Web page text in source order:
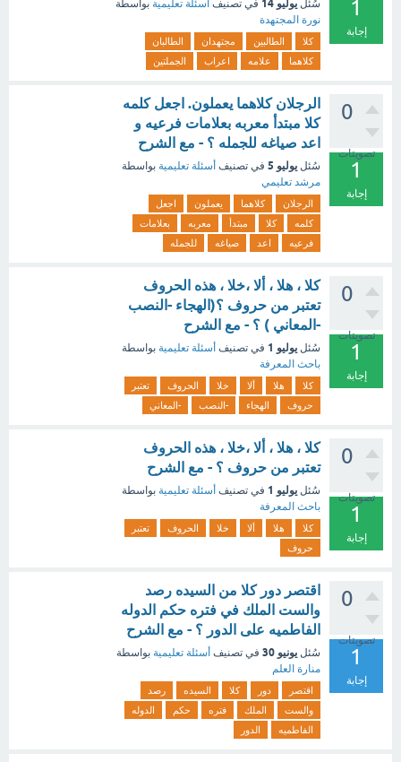
1
إجابة
سُئل يوليو 14 في تصنيف أسئلة تعليمية بواسطة
نورة المجتهدة
كلا الطالبين مجتهدان
الطالبان
كلاهما
علامه اعراب الجملتين
0
تصويتات
1
إجابة
الرجلان كلاهما يعملون. اجعل كلمه
كلا مبتدأ معربه بعلامات فرعيه و
اعد صياغه للجمله ؟ - مع الشرح
سُئل يوليو 5 في تصنيف أسئلة تعليمية بواسطة
مرشد تعليمي
الرجلان كلاهما يعملون
اجعل
كلمه
كلا مبتدأ معربه
بعلامات
فرعيه
اعد صياغه للجمله
0
تصويتات
1
إجابة
كلا ، هلا ، ألا ،خلا ، هذه الحروف
تعتبر من حروف ؟(الهجاء -النصب
-المعاني ) ؟ - مع الشرح
سُئل يوليو 1 في تصنيف أسئلة تعليمية بواسطة
باحث المعرفة
كلا هلا ألا خلا الحروف
تعتبر
حروف
الهجاء -النصب -المعاني
0
تصويتات
1
إجابة
كلا ، هلا ، ألا ،خلا ، هذه الحروف
تعتبر من حروف ؟ - مع الشرح
سُئل يوليو 1 في تصنيف أسئلة تعليمية بواسطة
باحث المعرفة
كلا هلا ألا خلا الحروف
تعتبر
حروف
0
تصويتات
1
إجابة
اقتصر دور كلا من السيده رصد
والست الملك في فتره حكم الدوله
الفاطميه على الدور ؟ - مع الشرح
سُئل يونيو 30 في تصنيف أسئلة تعليمية بواسطة
منارة العلم
اقتصر دور كلا السيده
رصد
والست
الملك فتره حكم
الدوله
الفاطميه
الدور